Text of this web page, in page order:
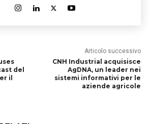
del
il
Articolo successivo
CNH Industrial acquisisce
AgDNA, un leader nei
sistemi informativi per le
aziende agricole